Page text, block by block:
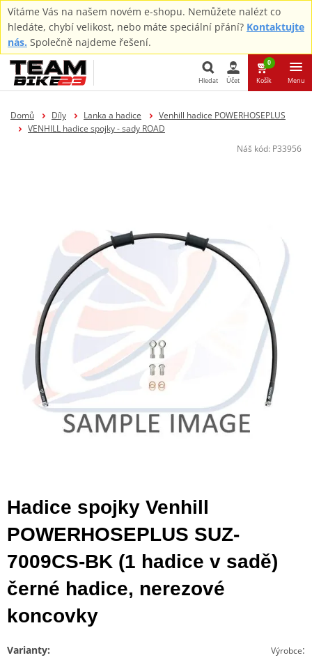
Vítáme Vás na našem novém e-shopu. Nemůžete nalézt co
hledáte, chybí velikost, nebo máte speciální přání? Kontaktujte
nás. Společně najdeme řešení.
Hledat
Hledat Účet
0
Košík Menu
Domů Díly Lanka a hadice
Venhill hadice POWERHOSEPLUS
VENHILL hadice spojky - sady ROAD
Náš kód: P33956
Hadice spojky Venhill
POWERHOSEPLUS SUZ-
7009CS-BK (1 hadice v sadě)
černé hadice, nerezové
koncovky
Výrobce:
Varianty: